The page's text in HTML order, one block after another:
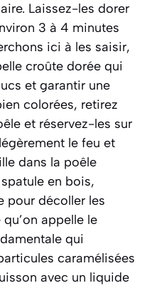
Laissez-les dorer
3 à 4 minutes
ici à les saisir,
croûte dorée qui
et garantir une
colorées, retirez
et réservez-les sur
le feu et
dans la poêle
en bois,
pour décoller les
appelle le
qui
caramélisées
avec un liquide